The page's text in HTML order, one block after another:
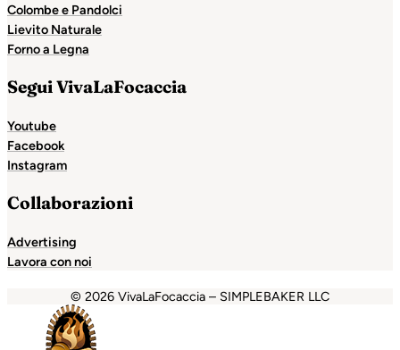
Colombe e Pandolci
Lievito Naturale
Forno a Legna
Segui VivaLaFocaccia
Youtube
Facebook
Instagram
Collaborazioni
Advertising
Lavora con noi
© 2026 VivaLaFocaccia – SIMPLEBAKER LLC
Holiganbet